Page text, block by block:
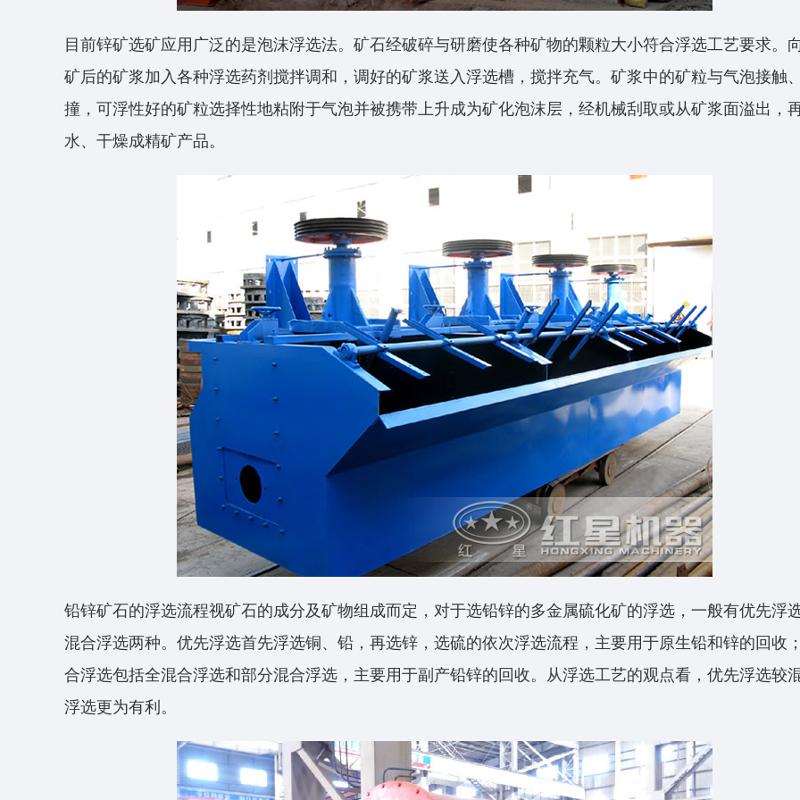
目前锌矿选矿应用广泛的是泡沫浮选法。矿石经破碎与研磨使各种矿物的颗粒大小符合浮选工艺要求。
矿后的矿浆加入各种浮选药剂搅拌调和，调好的矿浆送入浮选槽，搅拌充气。矿浆中的矿粒与气泡接触
撞，可浮性好的矿粒选择性地粘附于气泡并被携带上升成为矿化泡沫层，经机械刮取或从矿浆面溢出，
水、干燥成精矿产品。
铅锌矿石的浮选流程视矿石的成分及矿物组成而定，对于选铅锌的多金属硫化矿的浮选，一般有优先浮
混合浮选两种。优先浮选首先浮选铜、铅，再选锌，选硫的依次浮选流程，主要用于原生铅和锌的回收
合浮选包括全混合浮选和部分混合浮选，主要用于副产铅锌的回收。从浮选工艺的观点看，优先浮选较
浮选更为有利。